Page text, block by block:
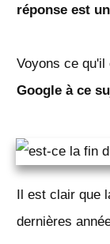
réponse est
Voyons ce
Google à ce
Il est clair que
dernières